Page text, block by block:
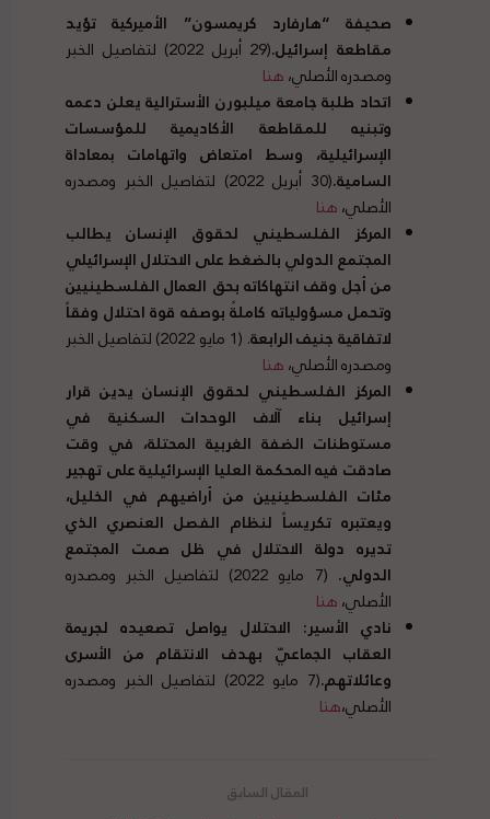
صحيفة “هارفارد كريمسون” الأميركية تؤيد
مقاطعة إسرائيل.
(29 أبريل 2022) لتفاصيل الخبر
ومصدره الأصلي،هنا
اتحاد طلبة جامعة ميلبورن الأسترالية يعلن دعمه
وتبنيه للمقاطعة الأكاديمية للمؤسسات
الإسرائيلية، وسط امتعاض واتهامات بمعاداة
السامية.
(30 أبريل 2022) لتفاصيل الخبر ومصدره
الأصلي،هنا
المركز الفلسطيني لحقوق الإنسان يطالب
المجتمع الدولي بالضغط على الاحتلال الإسرائيلي
من أجل وقف انتهاكاته بحق العمال الفلسطينيين
وتحمل مسؤولياته كاملةً بوصفه قوة احتلال وفقاً
لاتفاقية جنيف الرابعة
. (1 مايو 2022) لتفاصيل الخبر
ومصدره الأصلي،هنا
المركز الفلسطيني لحقوق الإنسان يدين قرار
إسرائيل بناء آلاف الوحدات السكنية في
مستوطنات الضفة الغربية المحتلة، في وقت
صادقت فيه المحكمة العليا الإسرائيلية على تهجير
مئات الفلسطينيين من أراضيهم في الخليل،
ويعتبره تكريساً لنظام الفصل العنصري الذي
تديره دولة الاحتلال في ظل صمت المجتمع
الدولي.
(7 مايو 2022) لتفاصيل الخبر ومصدره
الأصلي،هنا
نادي الأسير: الاحتلال يواصل تصعيده لجريمة
العقاب الجماعيّ بهدف الانتقام من الأسرى
وعائلاتهم.
(7 مايو 2022) لتفاصيل الخبر ومصدره
الأصلي،هنا